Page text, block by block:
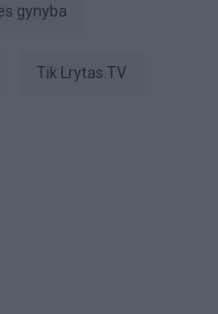
gynyba
tik Lrytas.TV